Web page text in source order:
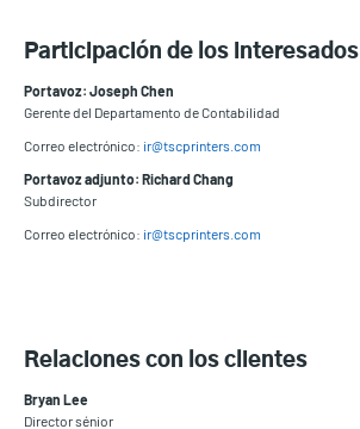
Participación de los interesados
Portavoz: Joseph Chen
Gerente del Departamento de Contabilidad
Correo electrónico: ir@tscprinters.com
Portavoz adjunto: Richard Chang
Subdirector
Correo electrónico: ir@tscprinters.com
Relaciones con los clientes
Bryan Lee
Director sénior